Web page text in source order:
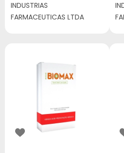
INDUSTRIAS
FARMACEUTICAS LTDA